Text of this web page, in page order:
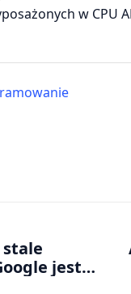
w CPU
stale
jest